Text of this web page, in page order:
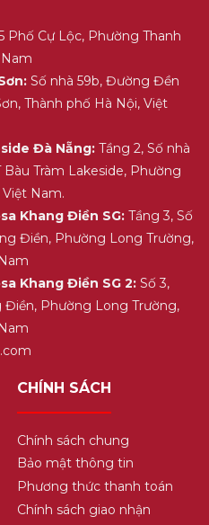
Phố Cự Lộc, Phường Thanh
Số nhà 59b, Đường Đền
Thành phố Hà Nội, Việt
Đà Nẵng:Tầng 2, Số nhà
Tràm Lakeside, Phường
Nam.
Khang Điền SG:Tầng 3, Số
Điền, Phường Long Trường,
Khang Điền SG 2:Số 3,
Phường Long Trường,
CHÍNH SÁCH
Chính sách chung
Bảo mật thông tin
Phương thức thanh toán
Chính sách giao nhận